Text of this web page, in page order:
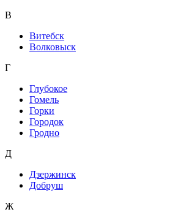
В
Витебск
Волковыск
Г
Глубокое
Гомель
Горки
Городок
Гродно
Д
Дзержинск
Добруш
Ж